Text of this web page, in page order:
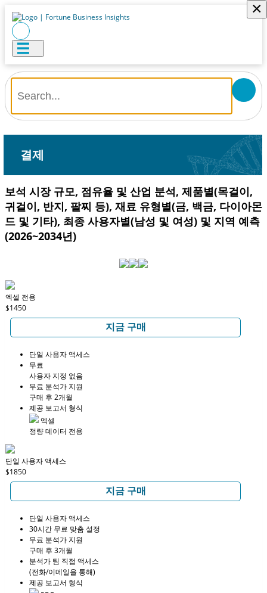
×
결제
보석 시장 규모, 점유율 및 산업 분석, 제품별(목걸이,
귀걸이, 반지, 팔찌 등), 재료 유형별(금, 백금, 다이아몬
드 및 기타), 최종 사용자별(남성 및 여성) 및 지역 예측
(2026~2034년)
엑셀 전용
$1450
지금 구매
단일 사용자 액세스
무료
사용자 지정 없음
무료 분석가 지원
구매 후 2개월
제공 보고서 형식
엑셀
정량 데이터 전용
단일 사용자 액세스
$1850
지금 구매
단일 사용자 액세스
30시간 무료 맞춤 설정
무료 분석가 지원
구매 후 3개월
분석가 팀 직접 액세스
(전화/이메일을 통해)
제공 보고서 형식